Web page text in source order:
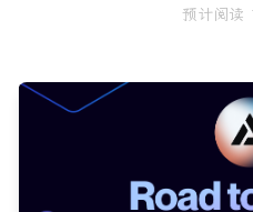
预计阅读